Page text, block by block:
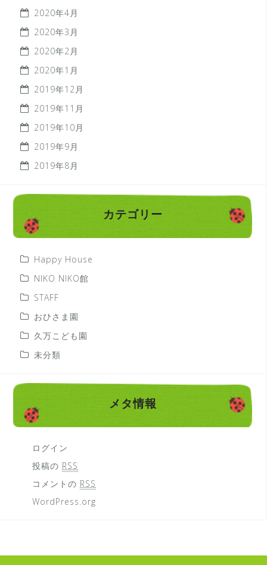
2020年4月
2020年3月
2020年2月
2020年1月
2019年12月
2019年11月
2019年10月
2019年9月
2019年8月
カテゴリー
Happy House
NIKO NIKO館
STAFF
おひさま園
久万こども園
未分類
メタ情報
ログイン
投稿の RSS
コメントの RSS
WordPress.org